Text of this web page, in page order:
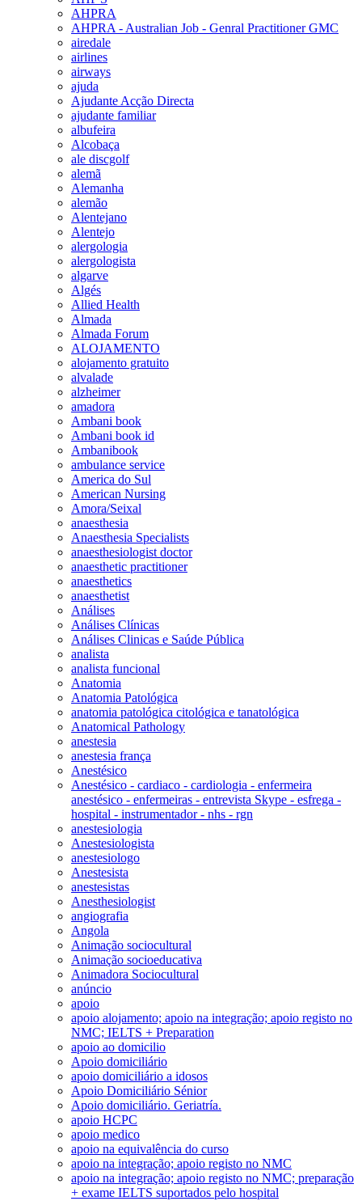
AHPRA
AHPRA - Australian Job - Genral Practitioner GMC
airedale
airlines
airways
ajuda
Ajudante Acção Directa
ajudante familiar
albufeira
Alcobaça
ale discgolf
alemã
Alemanha
alemão
Alentejano
Alentejo
alergologia
alergologista
algarve
Algés
Allied Health
Almada
Almada Forum
ALOJAMENTO
alojamento gratuito
alvalade
alzheimer
amadora
Ambani book
Ambani book id
Ambanibook
ambulance service
America do Sul
American Nursing
Amora/Seixal
anaesthesia
Anaesthesia Specialists
anaesthesiologist doctor
anaesthetic practitioner
anaesthetics
anaesthetist
Análises
Análises Clínicas
Análises Clinicas e Saúde Pública
analista
analista funcional
Anatomia
Anatomia Patológica
anatomia patológica citológica e tanatológica
Anatomical Pathology
anestesia
anestesia frança
Anestésico
Anestésico - cardiaco - cardiologia - enfermeira
anestésico - enfermeiras - entrevista Skype - esfrega -
hospital - instrumentador - nhs - rgn
anestesiologia
Anestesiologista
anestesiologo
Anestesista
anestesistas
Anesthesiologist
angiografia
Angola
Animação sociocultural
Animação socioeducativa
Animadora Sociocultural
anúncio
apoio
apoio alojamento; apoio na integração; apoio registo no
NMC; IELTS + Preparation
apoio ao domicilio
Apoio domiciliário
apoio domiciliário a idosos
Apoio Domiciliário Sénior
Apoio domiciliário. Geriatría.
apoio HCPC
apoio medico
apoio na equivalência do curso
apoio na integração; apoio registo no NMC
apoio na integração; apoio registo no NMC; preparação
+ exame IELTS suportados pelo hospital